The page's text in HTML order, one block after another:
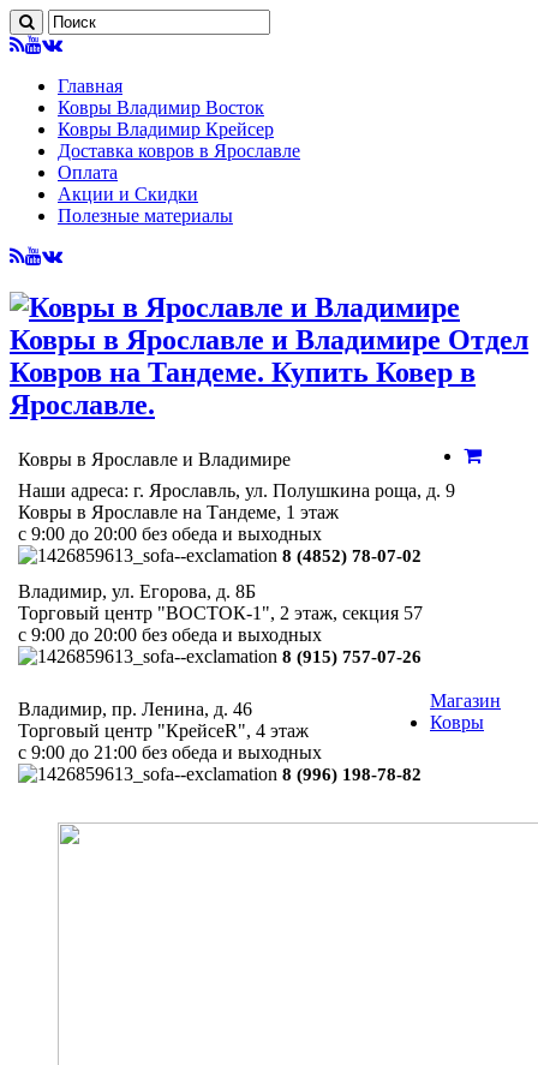
Главная
Ковры Владимир Восток
Ковры Владимир Крейсер
Доставка ковров в Ярославле
Оплата
Акции и Скидки
Полезные материалы
Ковры в Ярославле и Владимире Отдел
Ковров на Тандеме. Купить Ковер в
Ярославле.
Ковры в Ярославле и Владимире
Наши адреса: г. Ярославль, ул. Полушкина роща, д. 9
Ковры в Ярославле на Тандеме, 1 этаж
с 9:00 до 20:00 без обеда и выходных
8 (4852) 78-07-02
Владимир, ул. Егорова, д. 8Б
Торговый центр "ВОСТОК-1", 2 этаж, секция 57
с 9:00 до 20:00 без обеда и выходных
8 (915) 757-07-26
Владимир, пр. Ленина, д. 46
Торговый центр "КрейсеR", 4 этаж
с 9:00 до 21:00 без обеда и выходных
8 (996) 198-78-82
Магазин
Ковры